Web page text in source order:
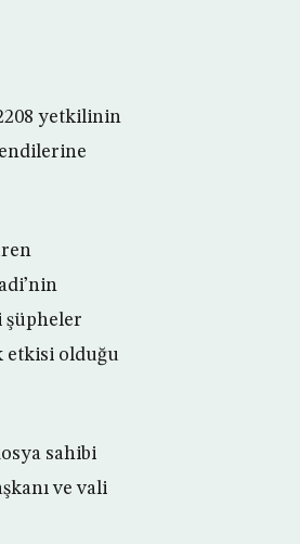
yetkilinin
şüpheler
etkisi olduğu
sahibi
ve vali